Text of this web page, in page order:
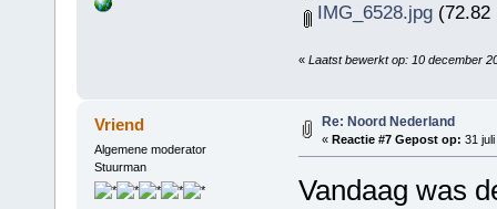
IMG_6528.jpg(72.82
« Laatst bewerkt op: 10 december
Vriend
Algemene moderator
Stuurman
Re: Noord Nederland
« Reactie #7 Gepost op: 31
Vandaag was